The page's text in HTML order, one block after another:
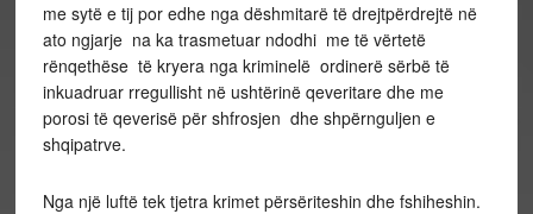
me sytë e tij por edhe nga dëshmitarë të drejtpërdrejtë në
ato ngjarje na ka trasmetuar ndodhi me të vërtetë
rënqethëse të kryera nga kriminelë ordinerë sërbë të
inkuadruar rregullisht në ushtërinë qeveritare dhe me
porosi të qeverisë për shfrosjen dhe shpërnguljen e
shqipatrve.
Nga një luftë tek tjetra krimet përsëriteshin dhe fshiheshin.